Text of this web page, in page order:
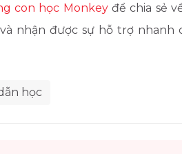
con học Monkeyđể chia sẻ
nhận được sự hỗ trợ nhanh
học